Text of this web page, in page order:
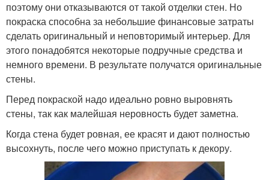
поэтому они отказываются от такой отделки стен. Но
покраска способна за небольшие финансовые затраты
сделать оригинальный и неповторимый интерьер. Для
этого понадобятся некоторые подручные средства и
немного времени. В результате получатся оригинальные
стены.
Перед покраской надо идеально ровно выровнять
стены, так как малейшая неровность будет заметна.
Когда стена будет ровная, ее красят и дают полностью
высохнуть, после чего можно приступать к декору.